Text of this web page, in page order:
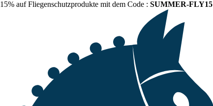
15% auf Fliegenschutzprodukte mit dem Code : SUMMER-FLY15